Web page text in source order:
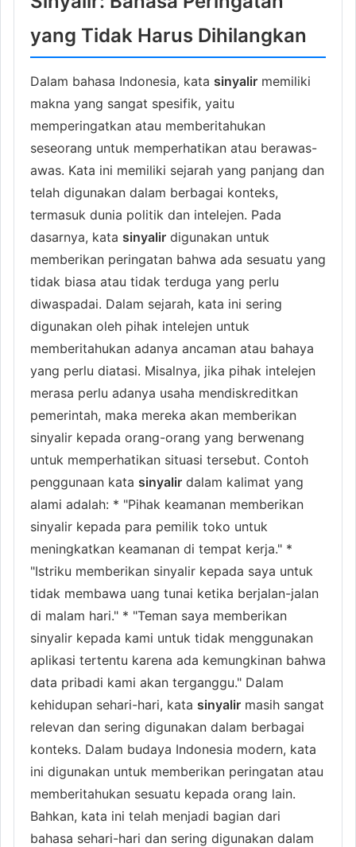
yang Tidak Harus Dihilangkan
Dalam bahasa Indonesia, kata sinyalir memiliki
makna yang sangat spesifik, yaitu
memperingatkan atau memberitahukan
seseorang untuk memperhatikan atau berawas-
awas. Kata ini memiliki sejarah yang panjang dan
telah digunakan dalam berbagai konteks,
termasuk dunia politik dan intelejen. Pada
dasarnya, kata sinyalir digunakan untuk
memberikan peringatan bahwa ada sesuatu yang
tidak biasa atau tidak terduga yang perlu
diwaspadai. Dalam sejarah, kata ini sering
digunakan oleh pihak intelejen untuk
memberitahukan adanya ancaman atau bahaya
yang perlu diatasi. Misalnya, jika pihak intelejen
merasa perlu adanya usaha mendiskreditkan
pemerintah, maka mereka akan memberikan
sinyalir kepada orang-orang yang berwenang
untuk memperhatikan situasi tersebut. Contoh
penggunaan kata sinyalir dalam kalimat yang
alami adalah: * "Pihak keamanan memberikan
sinyalir kepada para pemilik toko untuk
meningkatkan keamanan di tempat kerja." *
"Istriku memberikan sinyalir kepada saya untuk
tidak membawa uang tunai ketika berjalan-jalan
di malam hari." * "Teman saya memberikan
sinyalir kepada kami untuk tidak menggunakan
aplikasi tertentu karena ada kemungkinan bahwa
data pribadi kami akan terganggu." Dalam
kehidupan sehari-hari, kata sinyalir masih sangat
relevan dan sering digunakan dalam berbagai
konteks. Dalam budaya Indonesia modern, kata
ini digunakan untuk memberikan peringatan atau
memberitahukan sesuatu kepada orang lain.
Bahkan, kata ini telah menjadi bagian dari
bahasa sehari-hari dan sering digunakan dalam